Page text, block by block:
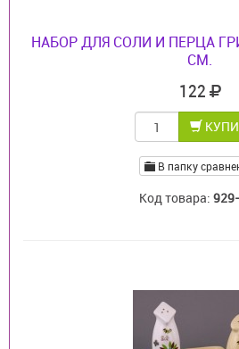
НАБОР ДЛЯ СОЛИ И ПЕРЦА
СМ.
122
В папку
Код товара: